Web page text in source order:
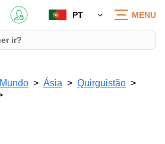
PT MENU
Mundo Ásia
Quirguistão